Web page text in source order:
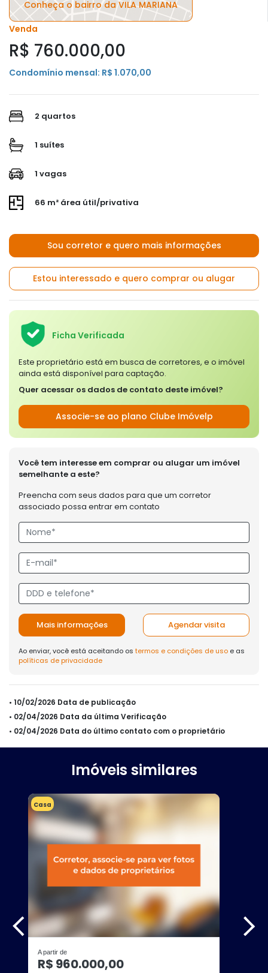
Conheça o bairro da VILA MARIANA
Venda
R$ 760.000,00
Condomínio mensal: R$ 1.070,00
2 quartos
1 suítes
1 vagas
66 m² área útil/privativa
Sou corretor e quero mais informações
Estou interessado e quero comprar ou alugar
Ficha Verificada
Este proprietário está em busca de corretores, e o imóvel
ainda está disponível para captação.
Quer acessar os dados de contato deste imóvel?
Associe-se ao plano Clube Imóvelp
Você tem interesse em comprar ou alugar um imóvel
semelhante a este?
Preencha com seus dados para que um corretor
associado possa entrar em contato
Mais informações Agendar visita
Ao enviar, você está aceitando os termos e condições de uso e as
políticas de privacidade
• 10/02/2026 Data de publicação
• 02/04/2026 Data da última Verificação
• 02/04/2026 Data do último contato com o proprietário
Imóveis similares
Casa
A partir de
R$ 960.000,00